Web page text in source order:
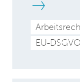
EU-DSGVO